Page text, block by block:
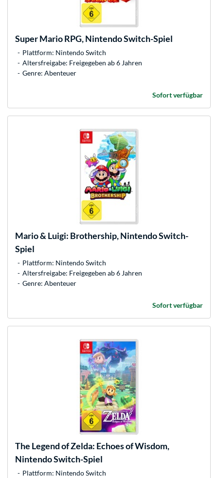
Super Mario RPG, Nintendo Switch-Spiel
Plattform: Nintendo Switch
Altersfreigabe: Freigegeben ab 6 Jahren
Genre: Abenteuer
Sofort verfügbar
Mario & Luigi: Brothership, Nintendo Switch-
Spiel
Plattform: Nintendo Switch
Altersfreigabe: Freigegeben ab 6 Jahren
Genre: Abenteuer
Sofort verfügbar
The Legend of Zelda: Echoes of Wisdom,
Nintendo Switch-Spiel
Plattform: Nintendo Switch